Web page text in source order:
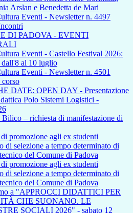
Arslan e Benedetta de Mari
Eventi - Newsletter n. 4497
DI PADOVA - EVENTI
Eventi - Castello Festival 2026:
dall'8 al 10 luglio
Eventi - Newsletter n. 4501
DATE: OPEN DAY - Presentazione
Polo Sistemi Logistici -
– richiesta di manifestazione di
promozione agli ex studenti
di selezione a tempo determinato di
del Comune di Padova
promozione agli ex studenti
di selezione a tempo determinato di
del Comune di Padova
a "APPROCCI DIDATTICI PER
CHE SUONANO. LE
SOCIALI 2026" - sabato 12